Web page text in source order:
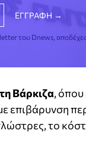
του Dnews,
Βάρκιζα,
επιβάρυνση
το